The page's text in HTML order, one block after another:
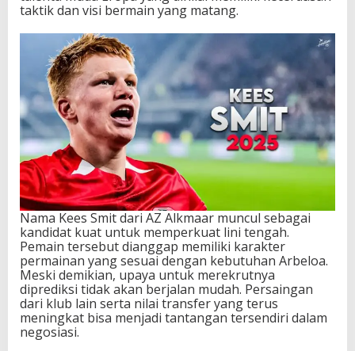
taktik dan visi bermain yang matang.
Nama Kees Smit dari AZ Alkmaar muncul sebagai
kandidat kuat untuk memperkuat lini tengah.
Pemain tersebut dianggap memiliki karakter
permainan yang sesuai dengan kebutuhan Arbeloa.
Meski demikian, upaya untuk merekrutnya
diprediksi tidak akan berjalan mudah. Persaingan
dari klub lain serta nilai transfer yang terus
meningkat bisa menjadi tantangan tersendiri dalam
negosiasi.